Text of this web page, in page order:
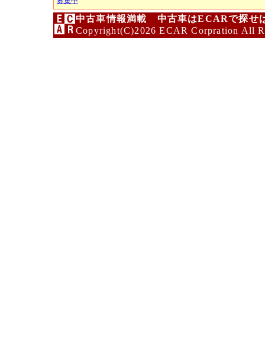
中古車情報満載 中古車はECARで探せ
Copyright(C)2026 ECAR Corpration All